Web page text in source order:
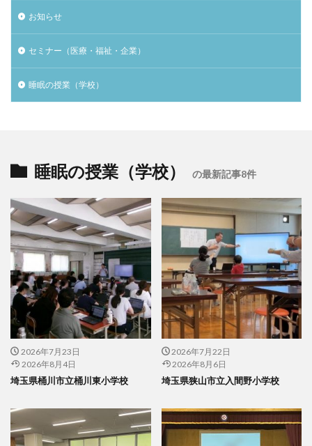
お知らせ
セミナー（医療・福祉・企業）
睡眠の授業（学校）
睡眠の授業（学校） の最新記事8件
2026年7月23日
2026年8月4日
埼玉県桶川市立桶川東小学校
2026年7月22日
2026年8月6日
埼玉県狭山市立入間野小学校